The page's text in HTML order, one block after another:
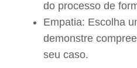
do processo de
Empatia: Escolha
demonstre
seu caso.